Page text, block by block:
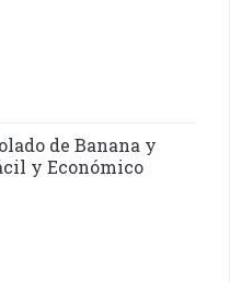
de Banana y
y Económico